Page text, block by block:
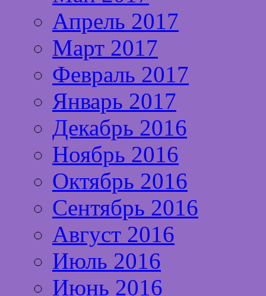
Апрель 2017
Март 2017
Февраль 2017
Январь 2017
Декабрь 2016
Ноябрь 2016
Октябрь 2016
Сентябрь 2016
Август 2016
Июль 2016
Июнь 2016